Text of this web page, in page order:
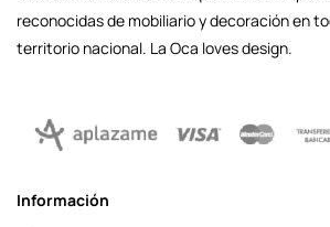
reconocidas de mobiliario y decoración en
territorio nacional. La Oca loves design.
Información